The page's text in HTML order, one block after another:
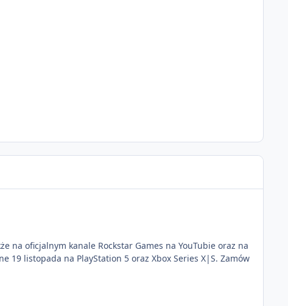
na oficjalnym kanale Rockstar Games na YouTubie oraz na
19 listopada na PlayStation 5 oraz Xbox Series X|S. Zamów